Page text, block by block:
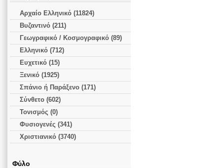
Αρχαίο Ελληνικό (11824)
Βυζαντινό (211)
Γεωγραφικό / Κοσμογραφικό (89)
Ελληνικό (712)
Ευχετικό (15)
Ξενικό (1925)
Σπάνιο ή Παράξενο (171)
Σύνθετο (602)
Τονισμός (0)
Φυσιογενές (341)
Χριστιανικό (3740)
Φύλο